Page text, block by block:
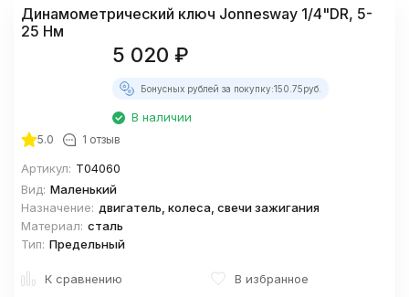
Динамометрический ключ Jonnesway 1/4"DR, 5-
25 Нм
5 020 ₽
Бонусных рублей за покупку:150.75руб.
В наличии
5.0 1 отзыв
Артикул: T04060
Вид: Маленький
Назначение: двигатель, колеса, свечи зажигания
Материал: сталь
Тип: Предельный
К сравнению В избранное